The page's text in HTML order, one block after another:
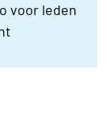
voor leden